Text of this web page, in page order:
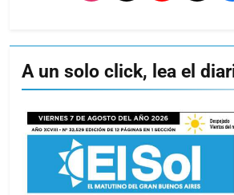
A un solo click, lea el